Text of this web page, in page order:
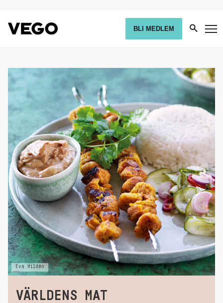
BLI MEDLEM
Eva Hildén
VÄRLDENS MAT